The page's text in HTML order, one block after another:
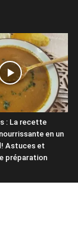
: La recette
en un
Astuces et
préparation